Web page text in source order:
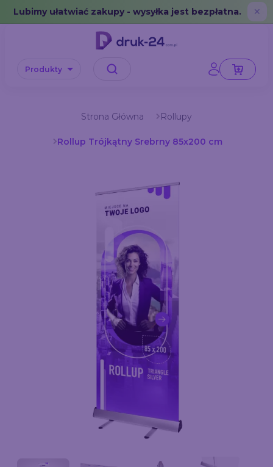
Error: No data in cache or invalid format
Lubimy ułatwiać zakupy - wysyłka jest bezpłatna. ✕
Produkty
Strona Główna Rollupy
Rollup Trójkątny Srebrny 85x200 cm